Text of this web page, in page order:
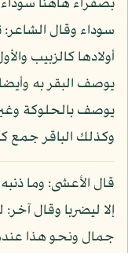
بصفراء هاهنا
سوداء وقال
أولادها كالزبيب
يوصف البقر به
يوصف بالحلوكة
وكذلك الباقر
قال الأعشى: وما
إلا ليضربا وقال
جمال ونحو هذا